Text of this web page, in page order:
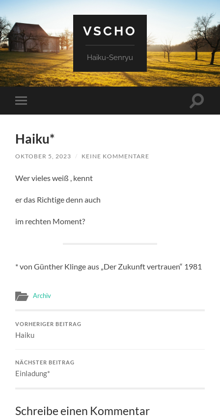
VSCHO
Haiku-Senryu
Mobile-
Menü
Haiku*
OKTOBER 5, 2023 / KEINE KOMMENTARE
Wer vieles weiß , kennt
er das Richtige denn auch
im rechten Moment?
* von Günther Klinge aus „Der Zukunft vertrauen“ 1981
Archiv
VORHERIGER BEITRAG
Haiku
NÄCHSTER BEITRAG
Einladung*
Schreibe einen Kommentar